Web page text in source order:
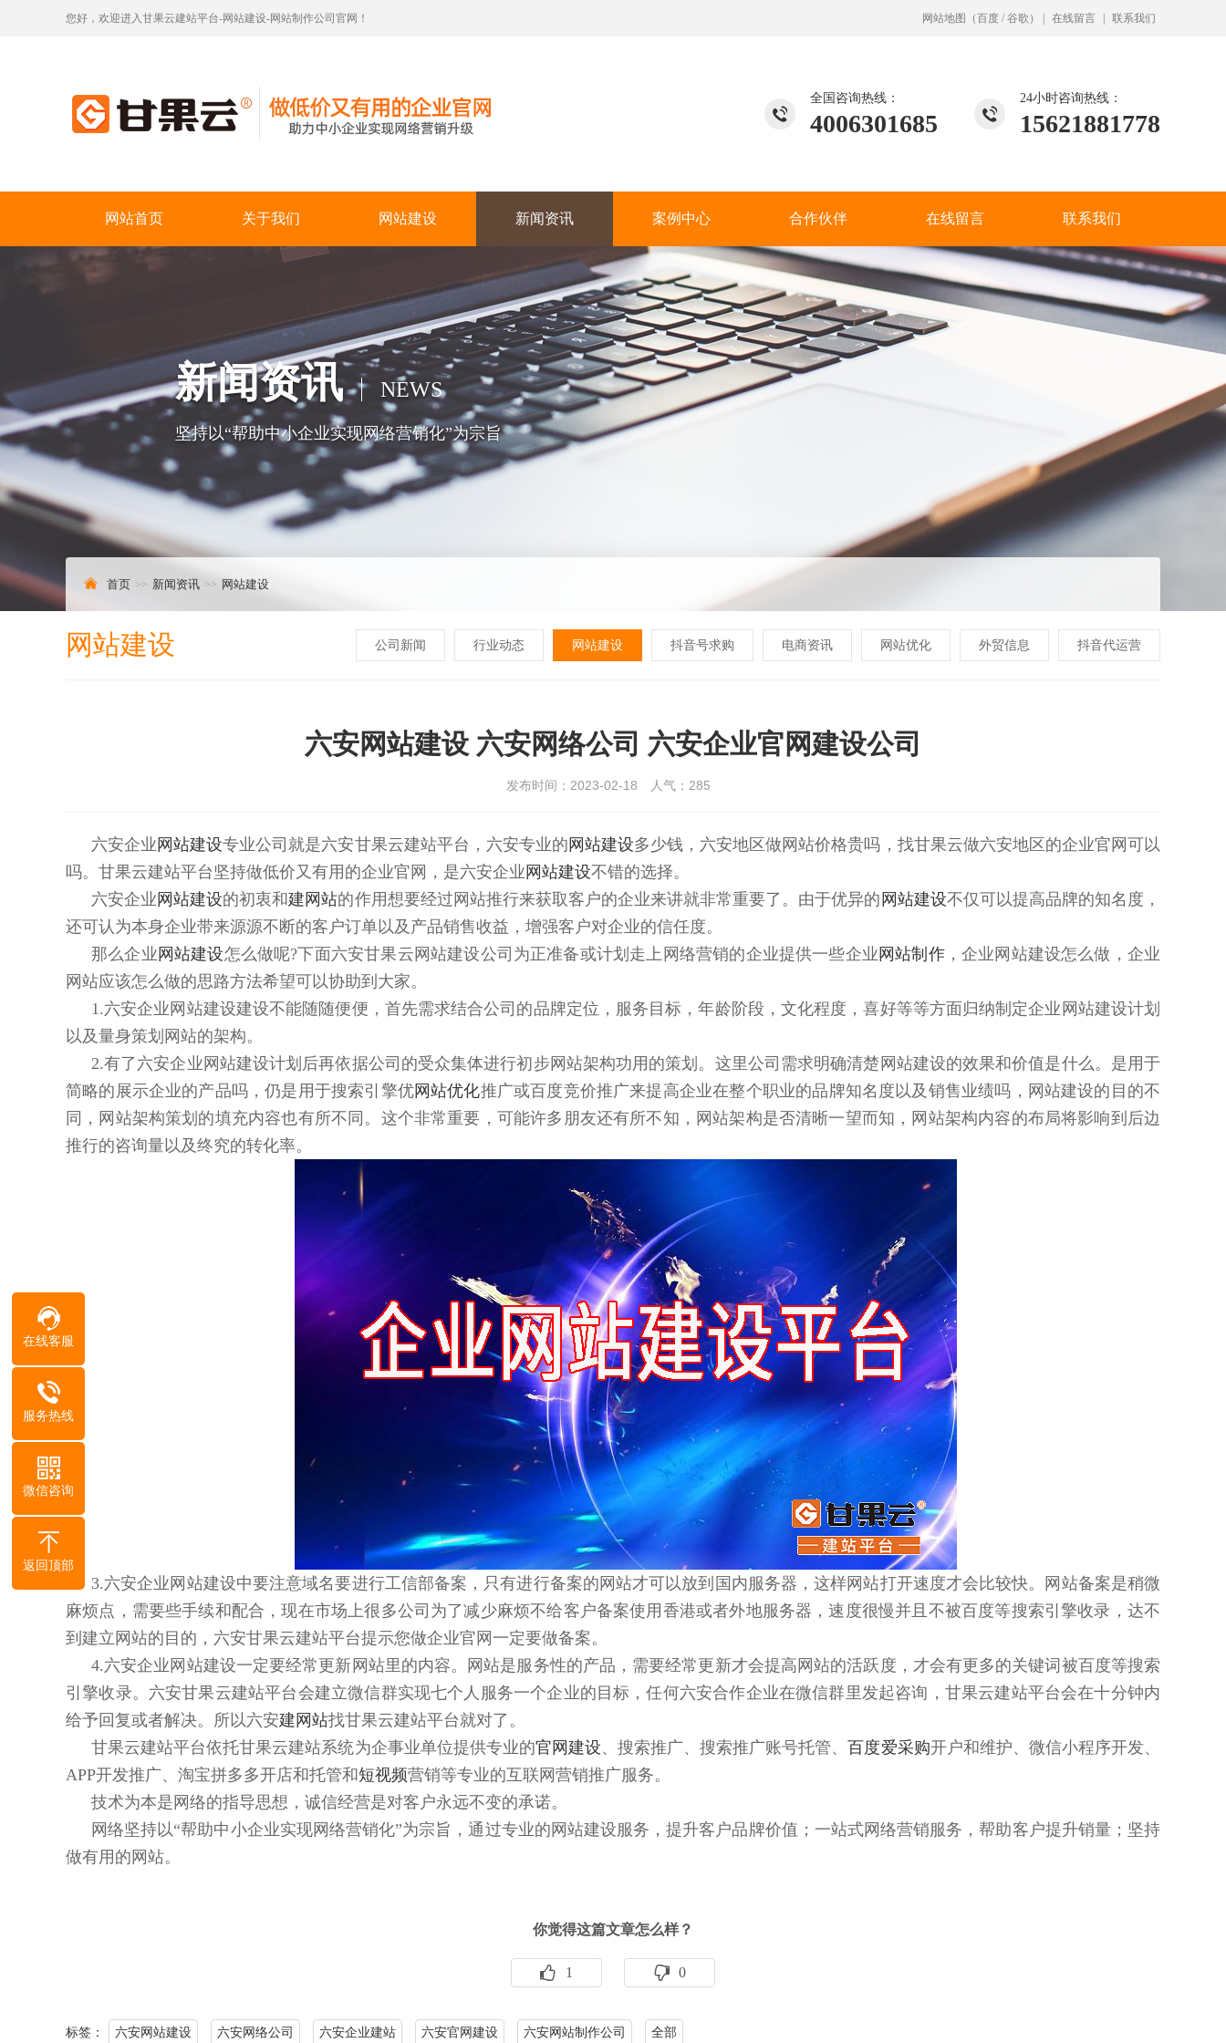
您好，欢迎进入甘果云建站平台-网站建设-网站制作公司官网！ 网站地图 （百度 / 谷歌 ） 在线留言 联系我们
24小时咨询热线：
15621881778
全国咨询热线：
4006301685
网站首页 关于我们 网站建设 新闻资讯 案例中心 合作伙伴 在线留言 联系我们
新闻资讯 NEWS
坚持以“帮助中小企业实现网络营销化”为宗旨
首页 新闻资讯 网站建设
网站建设 公司新闻 行业动态 网站建设 抖音号求购 电商资讯 网站优化 外贸信息 抖音代运营
六安网站建设 六安网络公司 六安企业官网建设公司
发布时间：2023-02-18 人气： 285
六安企业 网站建设专业公司就是六安甘果云建站平台，六安专业的 网站建设多少钱，六安地区做网站价格贵吗，找甘果云做六安地区的企业官网可以
吗。甘果云建站平台坚持做低价又有用的企业官网，是六安企业 网站建设不错的选择。
六安企业 网站建设的初衷和建网站的作用想要经过网站推行来获取客户的企业来讲就非常重要了。由于优异的 网站建设不仅可以提高品牌的知名度，
还可认为本身企业带来源源不断的客户订单以及产品销售收益，增强客户对企业的信任度。
那么企业 网站建设怎么做呢?下面六安甘果云网站建设公司为正准备或计划走上网络营销的企业提供一些企业 网站制作，企业网站建设怎么做，企业
网站应该怎么做的思路方法希望可以协助到大家。
1.六安企业网站建设建设不能随随便便，首先需求结合公司的品牌定位，服务目标，年龄阶段，文化程度，喜好等等方面归纳制定企业网站建设计划
以及量身策划网站的架构。
2.有了六安企业网站建设计划后再依据公司的受众集体进行初步网站架构功用的策划。这里公司需求明确清楚网站建设的效果和价值是什么。是用于
简略的展示企业的产品吗，仍是用于搜索引擎优网站优化推广或百度竞价推广来提高企业在整个职业的品牌知名度以及销售业绩吗，网站建设的目的不
同，网站架构策划的填充内容也有所不同。这个非常重要，可能许多朋友还有所不知，网站架构是否清晰一望而知，网站架构内容的布局将影响到后边
推行的咨询量以及终究的转化率。
3.六安企业网站建设中要注意域名要进行工信部备案，只有进行备案的网站才可以放到国内服务器，这样网站打开速度才会比较快。网站备案是稍微
麻烦点，需要些手续和配合，现在市场上很多公司为了减少麻烦不给客户备案使用香港或者外地服务器，速度很慢并且不被百度等搜索引擎收录，达不
到建立网站的目的，六安甘果云建站平台提示您做企业官网一定要做备案。
4.六安企业网站建设一定要经常更新网站里的内容。网站是服务性的产品，需要经常更新才会提高网站的活跃度，才会有更多的关键词被百度等搜索
引擎收录。六安甘果云建站平台会建立微信群实现七个人服务一个企业的目标，任何六安合作企业在微信群里发起咨询，甘果云建站平台会在十分钟内
给予回复或者解决。所以六安建网站找甘果云建站平台就对了。
甘果云建站平台依托甘果云建站系统为企事业单位提供专业的官网建设、搜索推广、搜索推广账号托管、百度爱采购开户和维护、微信小程序开发、
APP开发推广、淘宝拼多多开店和托管和短视频营销等专业的互联网营销推广服务。
技术为本是网络的指导思想，诚信经营是对客户永远不变的承诺。
网络坚持以“帮助中小企业实现网络营销化”为宗旨，通过专业的网站建设服务，提升客户品牌价值；一站式网络营销服务，帮助客户提升销量；坚持
做有用的网站。
你觉得这篇文章怎么样？
1 0
标签： 六安网站建设 六安网络公司 六安企业建站 六安官网建设 六安网站制作公司 全部
在线客服
服务热线
微信咨询
返回顶部